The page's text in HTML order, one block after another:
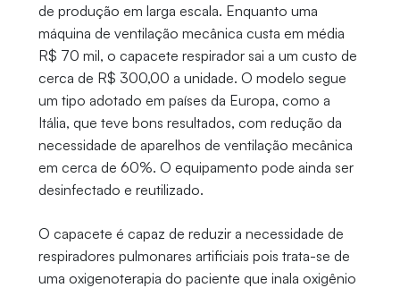
de produção em larga escala. Enquanto uma
máquina de ventilação mecânica custa em média
R$ 70 mil, o capacete respirador sai a um custo de
cerca de R$ 300,00 a unidade. O modelo segue
um tipo adotado em países da Europa, como a
Itália, que teve bons resultados, com redução da
necessidade de aparelhos de ventilação mecânica
em cerca de 60%. O equipamento pode ainda ser
desinfectado e reutilizado.
O capacete é capaz de reduzir a necessidade de
respiradores pulmonares artificiais pois trata-se de
uma oxigenoterapia do paciente que inala oxigênio